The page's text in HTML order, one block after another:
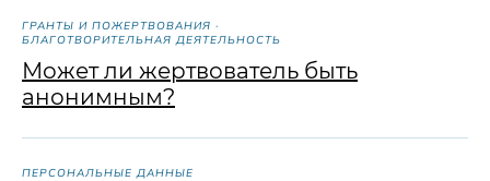
ГРАНТЫ И ПОЖЕРТВОВАНИЯ
БЛАГОТВОРИТЕЛЬНАЯ ДЕЯТЕЛЬНОСТЬ
Может ли жертвователь быть
анонимным?
ПЕРСОНАЛЬНЫЕ ДАННЫЕ